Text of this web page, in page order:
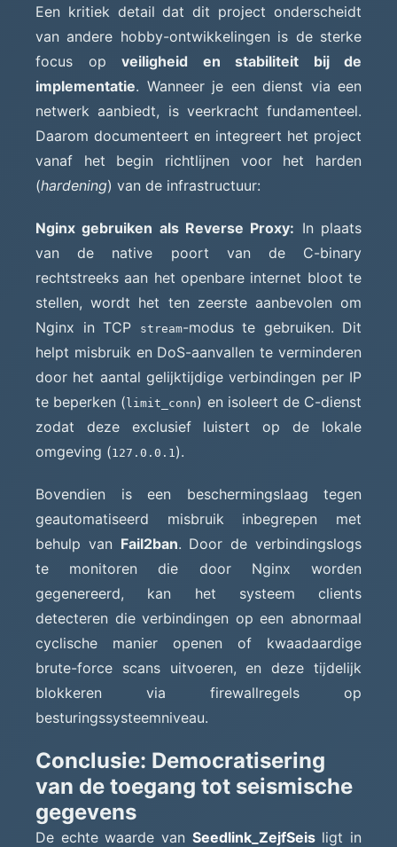
Een kritiek detail dat dit project onderscheidt
van andere hobby-ontwikkelingen is de sterke
focus op veiligheid en stabiliteit bij de
implementatie. Wanneer je een dienst via een
netwerk aanbiedt, is veerkracht fundamenteel.
Daarom documenteert en integreert het project
vanaf het begin richtlijnen voor het harden
(hardening) van de infrastructuur:
Nginx gebruiken als Reverse Proxy: In plaats
van de native poort van de C-binary
rechtstreeks aan het openbare internet bloot te
stellen, wordt het ten zeerste aanbevolen om
Nginx in TCP
stream-modus te gebruiken. Dit
helpt misbruik en DoS-aanvallen te verminderen
door het aantal gelijktijdige verbindingen per IP
te beperken ( limit_conn) en isoleert de C-dienst
zodat deze exclusief luistert op de lokale
omgeving (127.0.0.1).
Bovendien is een beschermingslaag tegen
geautomatiseerd misbruik inbegrepen met
behulp van Fail2ban. Door de verbindingslogs
te monitoren die door Nginx worden
gegenereerd, kan het systeem clients
detecteren die verbindingen op een abnormaal
cyclische manier openen of kwaadaardige
brute-force scans uitvoeren, en deze tijdelijk
blokkeren via firewallregels op
besturingssysteemniveau.
Conclusie: Democratisering
van de toegang tot seismische
gegevens
De echte waarde van Seedlink_ZejfSeisligt in